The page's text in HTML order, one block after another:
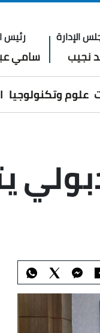
الإدارة
نجيب
رئيس
سامي
علوم وتكنولوجيا